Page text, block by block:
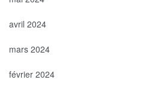
avril 2024
mars 2024
février 2024